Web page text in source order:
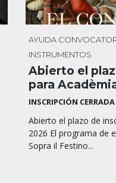
AYUDA
INSTRUMENTOS
Abierto el
para
INSCRIPCIÓN CERRADA
Abierto el plazo de
2026 El programa de
Sopra il Festino...